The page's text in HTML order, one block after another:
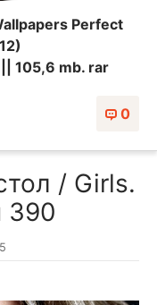
Perfect
|| 105,6 mb. rar
0
/ Girls.
390